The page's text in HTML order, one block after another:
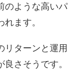
のような高いパ
ます。
リターンと運用
さそうです。